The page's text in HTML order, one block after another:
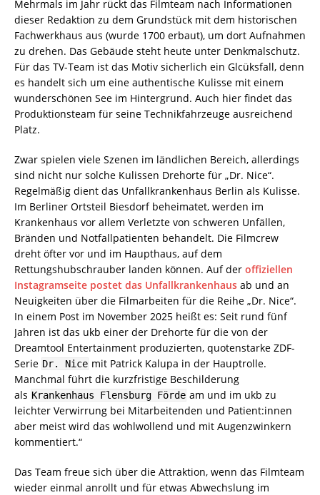
Mehrmals im Jahr rückt das Filmteam nach Informationen
dieser Redaktion zu dem Grundstück mit dem historischen
Fachwerkhaus aus (wurde 1700 erbaut), um dort Aufnahmen
zu drehen. Das Gebäude steht heute unter Denkmalschutz.
Für das TV-Team ist das Motiv sicherlich ein Glcüksfall, denn
es handelt sich um eine authentische Kulisse mit einem
wunderschönen See im Hintergrund. Auch hier findet das
Produktionsteam für seine Technikfahrzeuge ausreichend
Platz.
Zwar spielen viele Szenen im ländlichen Bereich, allerdings
sind nicht nur solche Kulissen Drehorte für „Dr. Nice“.
Regelmäßig dient das Unfallkrankenhaus Berlin als Kulisse.
Im Berliner Ortsteil Biesdorf beheimatet, werden im
Krankenhaus vor allem Verletzte von schweren Unfällen,
Bränden und Notfallpatienten behandelt. Die Filmcrew
dreht öfter vor und im Haupthaus, auf dem
Rettungshubschrauber landen können. Auf der offiziellen
Instagramseite postet das Unfallkrankenhaus ab und an
Neuigkeiten über die Filmarbeiten für die Reihe „Dr. Nice“.
In einem Post im November 2025 heißt es: Seit rund fünf
Jahren ist das ukb einer der Drehorte für die von der
Dreamtool Entertainment produzierten, quotenstarke ZDF-
Serie Dr. Nice mit Patrick Kalupa in der Hauptrolle.
Manchmal führt die kurzfristige Beschilderung
als Krankenhaus Flensburg Förde am und im ukb zu
leichter Verwirrung bei Mitarbeitenden und Patient:innen
aber meist wird das wohlwollend und mit Augenzwinkern
kommentiert.“
Das Team freue sich über die Attraktion, wenn das Filmteam
wieder einmal anrollt und für etwas Abwechslung im